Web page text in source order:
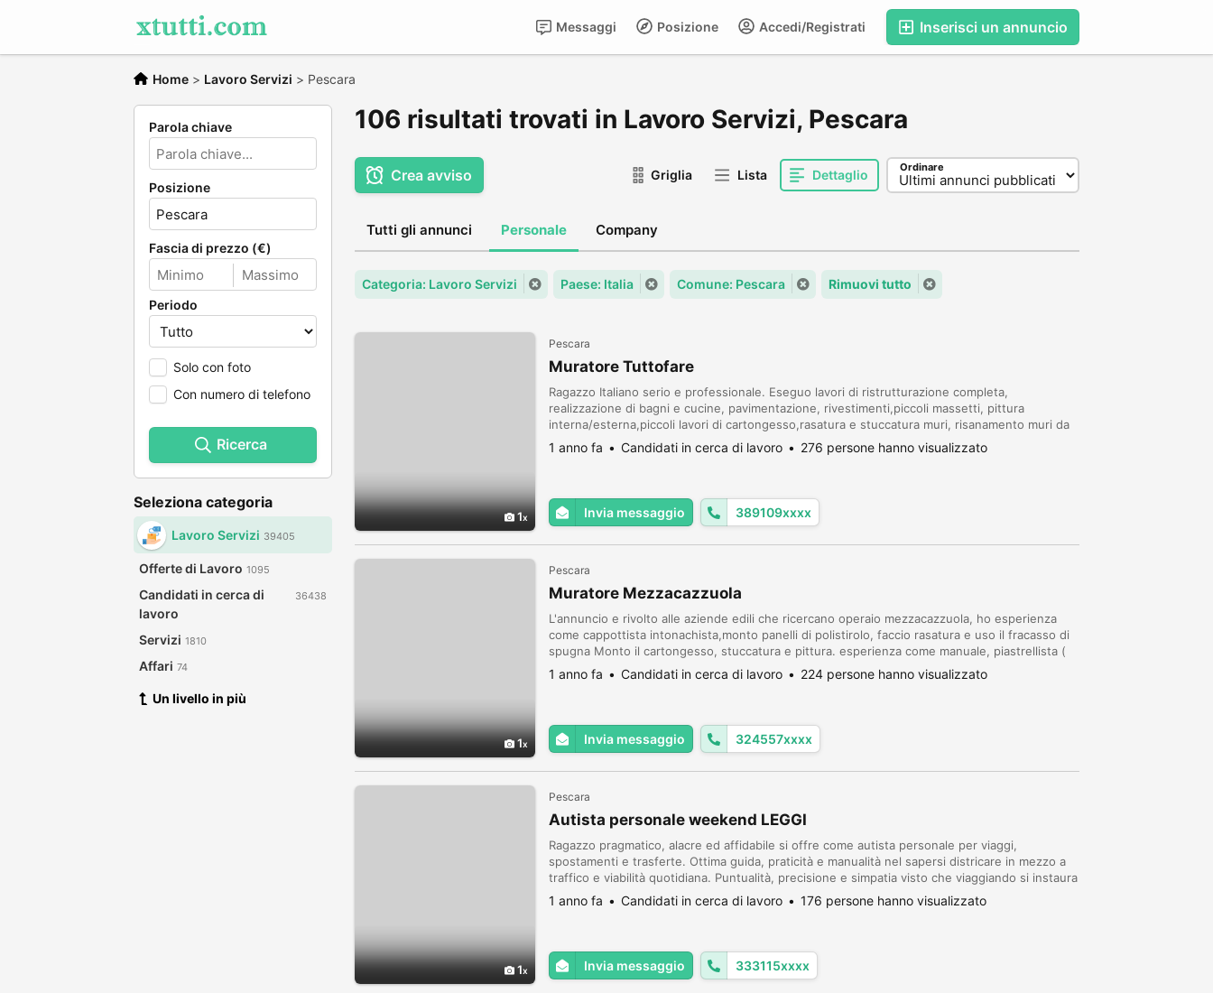
Inserisci un annuncio
Accedi/Registrati
Posizione
Messaggi
Home > Lavoro Servizi > Pescara
Parola chiave
Posizione
Fascia di prezzo (€)
Periodo
Solo con foto
Con numero di telefono
Ricerca
Seleziona categoria
Lavoro Servizi 39405
Offerte di Lavoro 1095
Candidati in cerca di
lavoro
36438
Servizi 1810
Affari 74
Un livello in più
106 risultati trovati in Lavoro Servizi, Pescara
Crea avviso Griglia Lista Dettaglio Ordinare
Tutti gli annunci Personale Company
Categoria: Lavoro Servizi Paese: Italia Comune: Pescara Rimuovi tutto
1
Pescara
Muratore Tuttofare
Ragazzo Italiano serio e professionale. Eseguo lavori di ristrutturazione completa,
realizzazione di bagni e cucine, pavimentazione, rivestimenti,piccoli massetti, pittura
interna/esterna,piccoli lavori di cartongesso,rasatura e stuccatura muri, risanamento muri da
muffa e intonaco deteriorato, isolamento termico, piccoli spostamenti elettrici, montaggio
mot...
1 anno fa Candidati in cerca di lavoro 276 persone hanno visualizzato
Invia messaggio 389109xxxx
1
Pescara
Muratore Mezzacazzuola
L'annuncio e rivolto alle aziende edili che ricercano operaio mezzacazzuola, ho esperienza
come cappottista intonachista,monto panelli di polistirolo, faccio rasatura e uso il fracasso di
spugna Monto il cartongesso, stuccatura e pittura. esperienza come manuale, piastrellista (
incollo i battiscopa faccio la stuccatura,taglio i pezzi e sostituisco piastrell...
1 anno fa Candidati in cerca di lavoro 224 persone hanno visualizzato
Invia messaggio 324557xxxx
1
Pescara
Autista personale weekend LEGGI
Ragazzo pragmatico, alacre ed affidabile si offre come autista personale per viaggi,
spostamenti e trasferte. Ottima guida, praticità e manualità nel sapersi districare in mezzo a
traffico e viabilità quotidiana. Puntualità, precisione e simpatia visto che viaggiando si instaura
anche una conoscenza verbale e piacevole. Ottima cultura ed educazione. Solo SAB...
1 anno fa Candidati in cerca di lavoro 176 persone hanno visualizzato
Invia messaggio 333115xxxx